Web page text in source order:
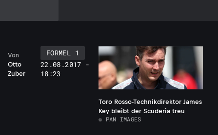
Otto
Zuber
Von
FORMEL 1
22.08.2017 -
18:23
Toro Rosso-Technikdirektor James
Key bleibt der Scuderia treu
© PAN IMAGES